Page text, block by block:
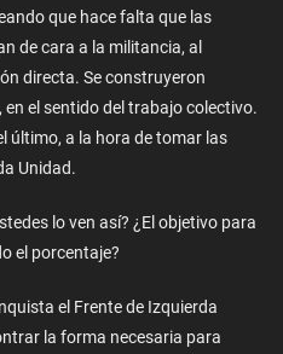
que hace falta que las
de cara a la militancia, al
directa. Se construyeron
el sentido del trabajo colectivo.
último, a la hora de tomar las
Unidad.
lo ven así? ¿El objetivo para
el porcentaje?
el Frente de Izquierda
la forma necesaria para